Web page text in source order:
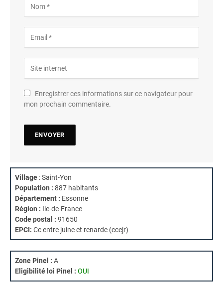
Enregistrer ces informations sur ce navigateur pour
mon prochain commentaire.
Village : Saint-Yon
Population : 887 habitants
Département : Essonne
Région : Ile-de-France
Code postal : 91650
EPCI: Cc entre juine et renarde (ccejr)
Zone Pinel : A
Eligibilité loi Pinel : OUI